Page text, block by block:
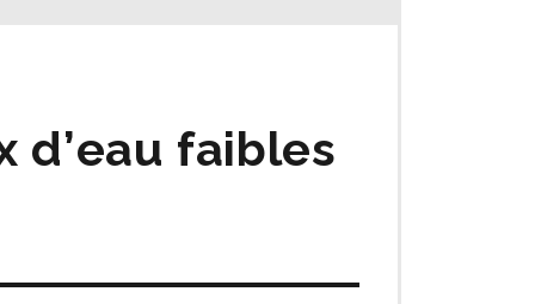
d’eau faibles